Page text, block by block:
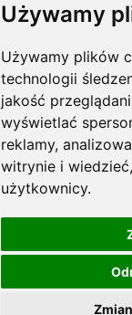
Używamy
Używamy plików
technologii
jakość
wyświetlać
reklamy,
witrynie i
użytkownicy.